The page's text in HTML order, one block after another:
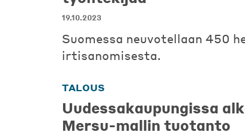
19.10.2023
Suomessa neuvotellaan 450
irtisanomisesta.
TALOUS
Uudessakaupungissa
Mersu-mallin tuotanto